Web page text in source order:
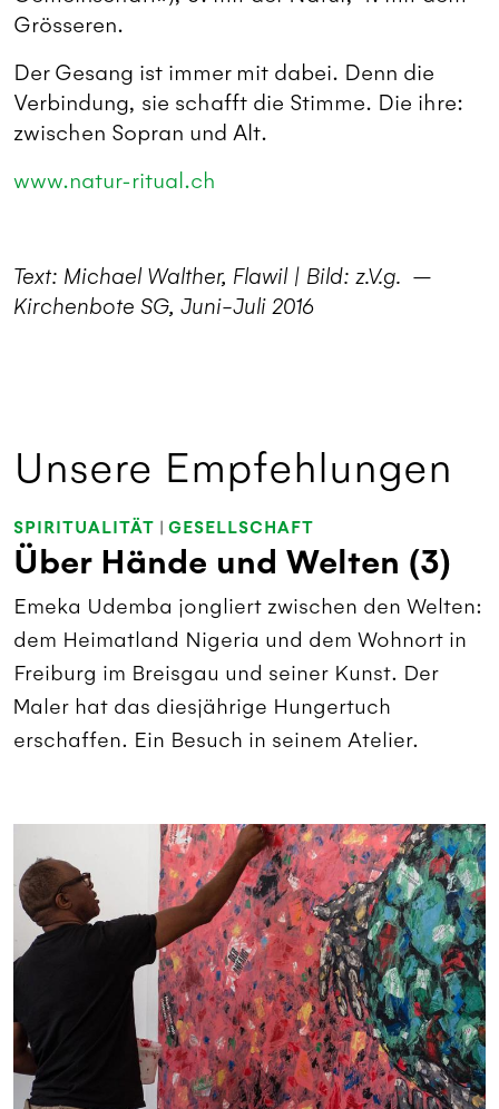
Grösseren.
Der Gesang ist immer mit dabei. Denn die
Verbindung, sie schafft die Stimme. Die ihre:
zwischen Sopran und Alt.
www.natur-ritual.ch
Text: Michael Walther, Flawil | Bild: z.V.g. –
Kirchenbote SG, Juni-Juli 2016
Unsere Empfehlungen
SPIRITUALITÄT | GESELLSCHAFT
Über Hände und Welten (3)
Emeka Udemba jongliert zwischen den Welten:
dem Heimatland Nigeria und dem Wohnort in
Freiburg im Breisgau und seiner Kunst. Der
Maler hat das diesjährige Hungertuch
erschaffen. Ein Besuch in seinem Atelier.